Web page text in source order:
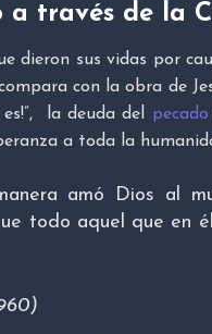
a través de la
dieron sus vidas por
con la obra de
es!”, la deuda del pecado
a toda la
amó Dios al
todo aquel que en